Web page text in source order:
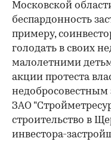
Московской
беспардонность
примеру,
голодать в своих
малолетними
акции протеста
ЗАО
строительство в
инвестора-